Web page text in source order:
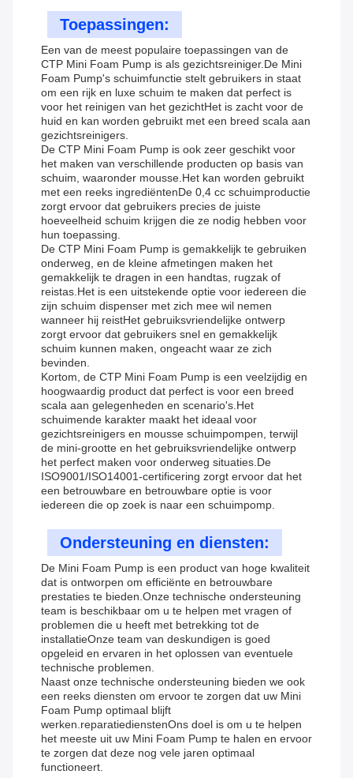
Toepassingen:
Een van de meest populaire toepassingen van de
CTP Mini Foam Pump is als gezichtsreiniger.De Mini
Foam Pump's schuimfunctie stelt gebruikers in staat
om een rijk en luxe schuim te maken dat perfect is
voor het reinigen van het gezichtHet is zacht voor de
huid en kan worden gebruikt met een breed scala aan
gezichtsreinigers.
De CTP Mini Foam Pump is ook zeer geschikt voor
het maken van verschillende producten op basis van
schuim, waaronder mousse.Het kan worden gebruikt
met een reeks ingrediëntenDe 0,4 cc schuimproductie
zorgt ervoor dat gebruikers precies de juiste
hoeveelheid schuim krijgen die ze nodig hebben voor
hun toepassing.
De CTP Mini Foam Pump is gemakkelijk te gebruiken
onderweg, en de kleine afmetingen maken het
gemakkelijk te dragen in een handtas, rugzak of
reistas.Het is een uitstekende optie voor iedereen die
zijn schuim dispenser met zich mee wil nemen
wanneer hij reistHet gebruiksvriendelijke ontwerp
zorgt ervoor dat gebruikers snel en gemakkelijk
schuim kunnen maken, ongeacht waar ze zich
bevinden.
Kortom, de CTP Mini Foam Pump is een veelzijdig en
hoogwaardig product dat perfect is voor een breed
scala aan gelegenheden en scenario's.Het
schuimende karakter maakt het ideaal voor
gezichtsreinigers en mousse schuimpompen, terwijl
de mini-grootte en het gebruiksvriendelijke ontwerp
het perfect maken voor onderweg situaties.De
ISO9001/ISO14001-certificering zorgt ervoor dat het
een betrouwbare en betrouwbare optie is voor
iedereen die op zoek is naar een schuimpomp.
Ondersteuning en diensten:
De Mini Foam Pump is een product van hoge kwaliteit
dat is ontworpen om efficiënte en betrouwbare
prestaties te bieden.Onze technische ondersteuning
team is beschikbaar om u te helpen met vragen of
problemen die u heeft met betrekking tot de
installatieOnze team van deskundigen is goed
opgeleid en ervaren in het oplossen van eventuele
technische problemen.
Naast onze technische ondersteuning bieden we ook
een reeks diensten om ervoor te zorgen dat uw Mini
Foam Pump optimaal blijft
werken.reparatiedienstenOns doel is om u te helpen
het meeste uit uw Mini Foam Pump te halen en ervoor
te zorgen dat deze nog vele jaren optimaal
functioneert.